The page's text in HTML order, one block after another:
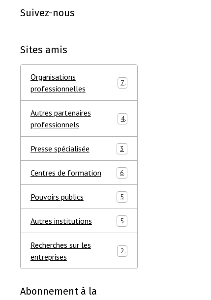
Suivez-nous
Sites amis
Organisations
professionnelles
7
Autres partenaires
professionnels
4
Presse spécialisée 3
Centres de formation 6
Pouvoirs publics 5
Autres institutions 5
Recherches sur les
entreprises
2
Abonnement à la